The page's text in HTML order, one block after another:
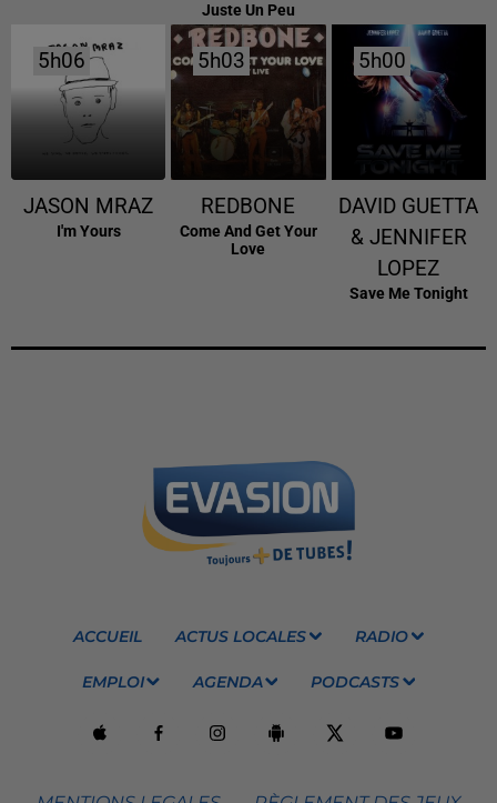
Juste Un Peu
5h06
5h06
JASON MRAZ
I'm Yours
5h03
5h03
REDBONE
Come And Get Your
Love
5h00
5h00
DAVID GUETTA
& JENNIFER
LOPEZ
Save Me Tonight
ACCUEIL ACTUS LOCALES RADIO
EMPLOI AGENDA PODCASTS